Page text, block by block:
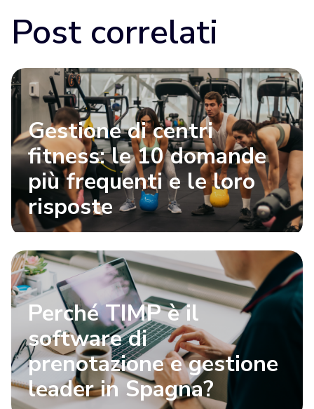
Post correlati
Gestione di centri
fitness: le 10 domande
più frequenti e le loro
risposte
Perché TIMP è il
software di
prenotazione e gestione
leader in Spagna?